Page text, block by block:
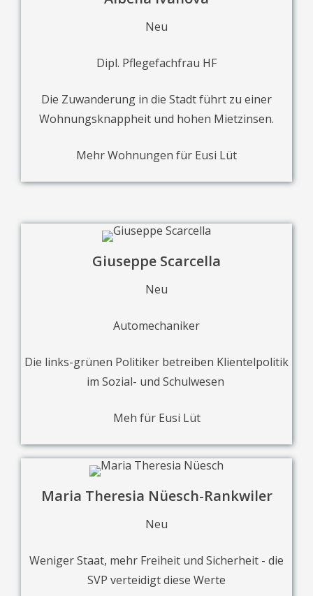
Neu
Dipl. Pflegefachfrau HF
Die Zuwanderung in die Stadt führt zu einer
Wohnungsknappheit und hohen Mietzinsen.
Mehr Wohnungen für Eusi Lüt
Giuseppe Scarcella
Neu
Automechaniker
Die links-grünen Politiker betreiben Klientelpolitik
im Sozial- und Schulwesen
Meh für Eusi Lüt
Maria Theresia Nüesch-Rankwiler
Neu
Weniger Staat, mehr Freiheit und Sicherheit - die
SVP verteidigt diese Werte